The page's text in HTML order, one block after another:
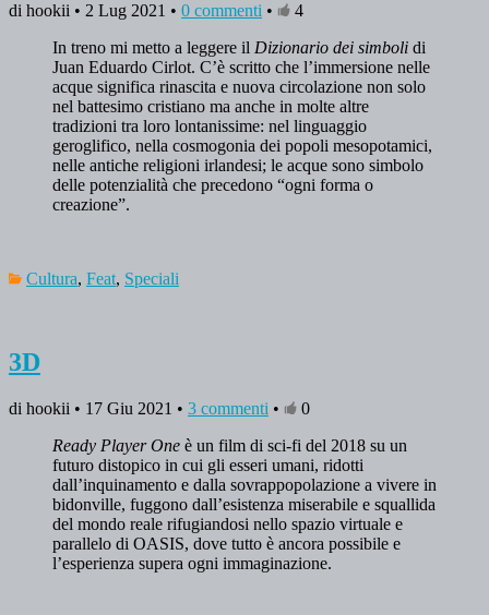
di hookii • 2 Lug 2021 • 0 commenti •
4
In treno mi metto a leggere il Dizionario dei simboli di
Juan Eduardo Cirlot. C’è scritto che l’immersione nelle
acque significa rinascita e nuova circolazione non solo
nel battesimo cristiano ma anche in molte altre
tradizioni tra loro lontanissime: nel linguaggio
geroglifico, nella cosmogonia dei popoli mesopotamici,
nelle antiche religioni irlandesi; le acque sono simbolo
delle potenzialità che precedono “ogni forma o
creazione”.
Cultura, Feat, Speciali
3D
di hookii • 17 Giu 2021 • 3 commenti •
0
Ready Player One è un film di sci-fi del 2018 su un
futuro distopico in cui gli esseri umani, ridotti
dall’inquinamento e dalla sovrappopolazione a vivere in
bidonville, fuggono dall’esistenza miserabile e squallida
del mondo reale rifugiandosi nello spazio virtuale e
parallelo di OASIS, dove tutto è ancora possibile e
l’esperienza supera ogni immaginazione.